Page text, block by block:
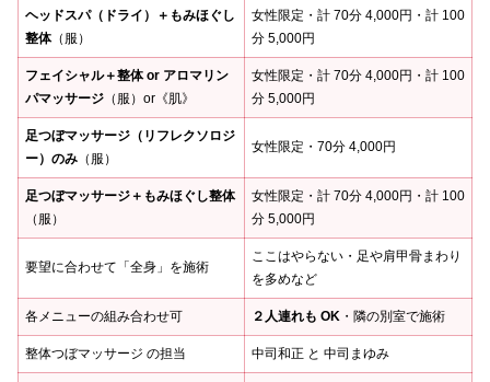
ヘッドスパ（ドライ）＋もみほぐし
整体（服）
女性限定・計 70分 4,000円・計 100
分 5,000円
フェイシャル＋整体 or アロマリン
パマッサージ （服）or《肌》
女性限定・計 70分 4,000円・計 100
分 5,000円
足つぼマッサージ（リフレクソロジ
ー）のみ （服）
女性限定・70分 4,000円
足つぼマッサージ＋もみほぐし整体
（服）
女性限定・計 70分 4,000円・計 100
分 5,000円
要望に合わせて「全身」を施術
ここはやらない・足や肩甲骨まわり
を多めなど
各メニューの組み合わせ可 ２人連れも OK ・隣の別室で施術
整体つぼマッサージ の担当 中司和正 と 中司まゆみ